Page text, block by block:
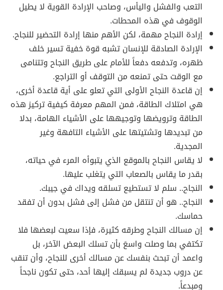
التعب والفشل واليأس، وصاحب الإرادة القوية لا يطيل
الوقوف في هذه المحطات.
إرادة النجاح مهمة، لكن الأهم منها إرادة التحضير للنجاح.
الإرادة الصادقة للإنسان تشبه قوة خفية تسير خلف
ظهره، وتدفعه دفعاً للأمام على طريق النجاح وتتنامى
مع الوقت حتى تمنعه من التوقف أو التراجع.
إن قاعدة النجاح الأولى التي تعلو على أية قاعدة أخرى،
هي امتلاك الطاقة، فمن المهم معرفة كيفية تركيز هذه
الطاقة وترويضها وتوجيهها على الأشياء الهامة، بدلا
من تبديدها وتشتيتها على الأشياء التافهة وغير
المجدية.
لا يقاس النجاح بالموقع الذي يتبوأه المرء في حياته،
بقدر ما يقاس بالصعاب التي يتغلب عليها.
النجاح.. سلم لا تستطيع تسلقه ويداك في جيبك.
النجاح.. هو أن تنتقل من فشل إلى فشل بدون أن تفقد
حماسك.
إن مسالك النجاح وطرقه كثيرة، فإذا سعيت لبعضها فلا
تكتفي بما وصلت واسعَ بأن تسلك البعض الآخر، بل
واعمد أن تبحث بنفسك عن مسالك أخرى للنجاح، وأن تنقب
عن دروب جديدة لم يسبقك إليها أحد، حتى تكون ناجحاً
ومبدعاً.